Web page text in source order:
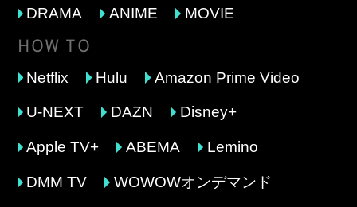
DRAMA ANIME MOVIE
HOW TO
Netflix Hulu Amazon Prime Video
U-NEXT DAZN Disney+
Apple TV+ ABEMA Lemino
DMM TV WOWOWオンデマンド